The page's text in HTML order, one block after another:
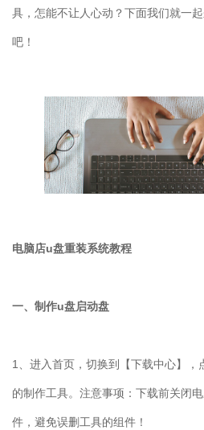
具，怎能不让人心动？下面我们就一
吧！
电脑店u盘重装系统教程
一、制作u盘启动盘
1、进入首页，切换到【下载中心】，
的制作工具。注意事项：下载前关闭
件，避免误删工具的组件！